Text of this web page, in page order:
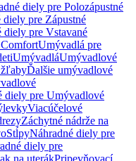
diely pre Polozápustné
diely pre Zápustné
diely pre Vstavané
Umývadlá pre
UmývadláUmývadlové
žľabyĎalšie umývadlové
diely pre Umývadlové
Viacúčelové
Záchytné nádrže na
StĺpyNáhradné diely pre
diely pre
na uterákPripevňovací